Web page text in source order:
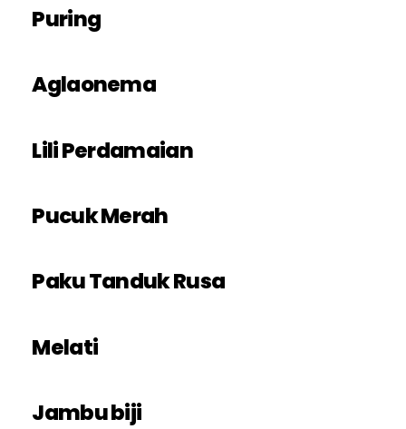
Puring
Aglaonema
Lili Perdamaian
Pucuk Merah
Paku Tanduk Rusa
Melati
Jambu biji